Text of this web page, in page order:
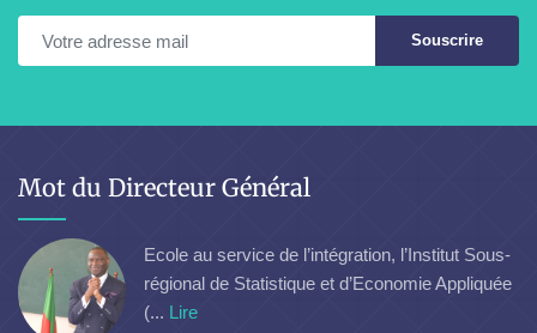
Souscrire
Mot du Directeur Général
Ecole au service de l’intégration, l’Institut Sous-
régional de Statistique et d’Economie Appliquée
(... Lire